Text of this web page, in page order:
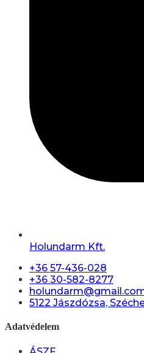
Holundarm Kft.
+36 57-436-028
+36 30-582-8277
5122 Jászdózsa,
Adatvédelem